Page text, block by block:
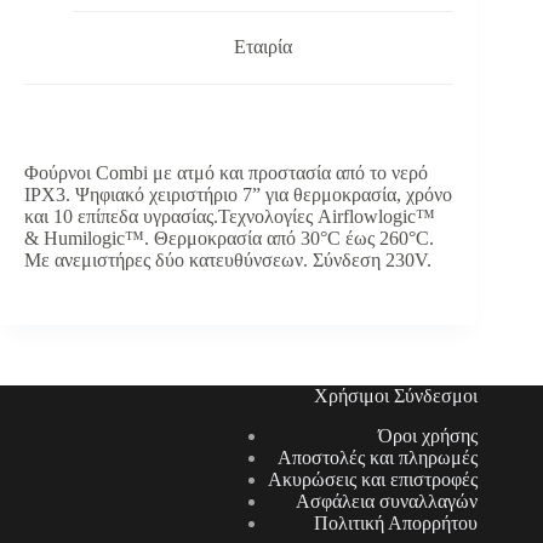
Εταιρία
Φούρνοι Combi με ατμό και προστασία από το νερό
IPX3. Ψηφιακό χειριστήριο 7” για θερμοκρασία, χρόνο
και 10 επίπεδα υγρασίας.Τεχνολογίες Airflowlogic™
& Humilogic™. Θερμοκρασία από 30°C έως 260°C.
Με ανεμιστήρες δύο κατευθύνσεων. Σύνδεση 230V.
Χρήσιμοι Σύνδεσμοι
Όροι χρήσης
Αποστολές και πληρωμές
Ακυρώσεις και επιστροφές
Ασφάλεια συναλλαγών
Πολιτική Απορρήτου